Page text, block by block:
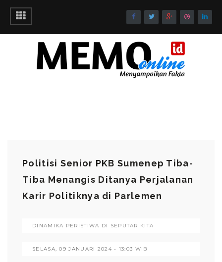
Politisi Senior PKB Sumenep Tiba-
Tiba Menangis Ditanya Perjalanan
Karir Politiknya di Parlemen
DINAMIKA PERISTIWA DI SEPUTAR KITA
SELASA, 09 JANUARI 2024 - 13:03 WIB